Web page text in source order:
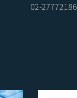
02-27772186